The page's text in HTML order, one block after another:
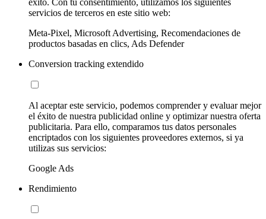
éxito. Con tu consentimiento, utilizamos los siguientes
servicios de terceros en este sitio web:
Meta-Pixel, Microsoft Advertising, Recomendaciones de
productos basadas en clics, Ads Defender
Conversion tracking extendido
Al aceptar este servicio, podemos comprender y evaluar mejor
el éxito de nuestra publicidad online y optimizar nuestra oferta
publicitaria. Para ello, comparamos tus datos personales
encriptados con los siguientes proveedores externos, si ya
utilizas sus servicios:
Google Ads
Rendimiento